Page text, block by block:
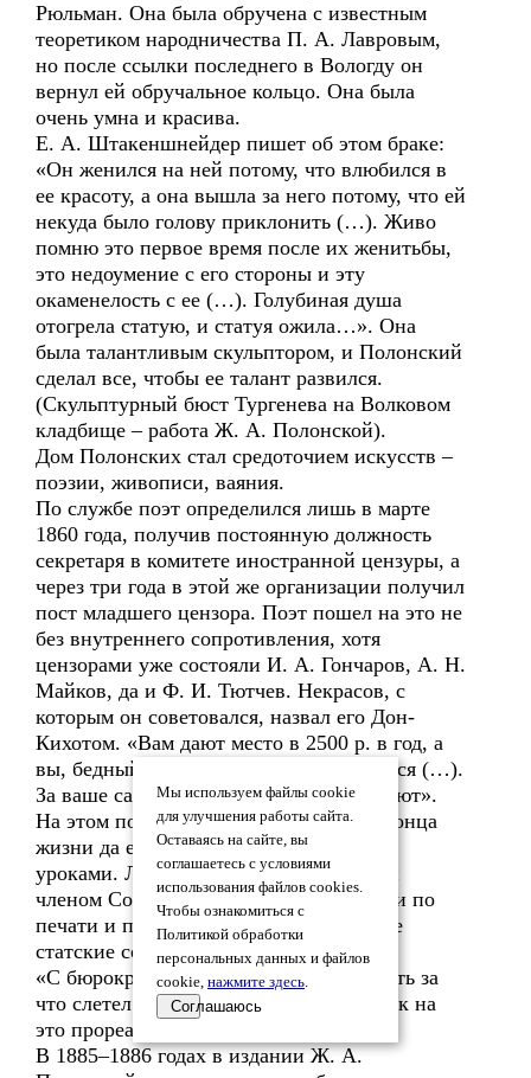
Рюльман. Она была обручена с известным
теоретиком народничества П. А. Лавровым,
но после ссылки последнего в Вологду он
вернул ей обручальное кольцо. Она была
очень умна и красива.
Е. А. Штакеншнейдер пишет об этом браке:
«Он женился на ней потому, что влюбился в
ее красоту, а она вышла за него потому, что ей
некуда было голову приклонить (…). Живо
помню это первое время после их женитьбы,
это недоумение с его стороны и эту
окаменелость с ее (…). Голубиная душа
отогрела статую, и статуя ожила…». Она
была талантливым скульптором, и Полонский
сделал все, чтобы ее талант развился.
(Скульптурный бюст Тургенева на Волковом
кладбище – работа Ж. А. Полонской).
Дом Полонских стал средоточием искусств –
поэзии, живописи, ваяния.
По службе поэт определился лишь в марте
1860 года, получив постоянную должность
секретаря в комитете иностранной цензуры, а
через три года в этой же организации получил
пост младшего цензора. Поэт пошел на это не
без внутреннего сопротивления, хотя
цензорами уже состояли И. А. Гончаров, А. Н.
Майков, да и Ф. И. Тютчев. Некрасов, с
которым он советовался, назвал его Дон-
Кихотом. «Вам дают место в 2500 р. в год, а
вы, бедный человек, будете отказываться (…).
За ваше самоотвержение вас же и осмеют».
На этом посту он оставался почти до конца
жизни да еще подрабатывал частными
уроками. Лишь в 1896 году его сделали
членом Совета при главном управлении по
печати и пожаловали в действительные
статские советники.
«С бюрократических вершин // Бог весть за
что слетел ко мне ненужный чин», – так на
это прореагировал поэт.
В 1885–1886 годах в издании Ж. А.
Мы используем файлы cookie
для улучшения работы сайта.
Оставаясь на сайте, вы
соглашаетесь с условиями
использования файлов cookies.
Чтобы ознакомиться с
Политикой обработки
персональных данных и файлов
cookie, нажмите здесь.
Соглашаюсь